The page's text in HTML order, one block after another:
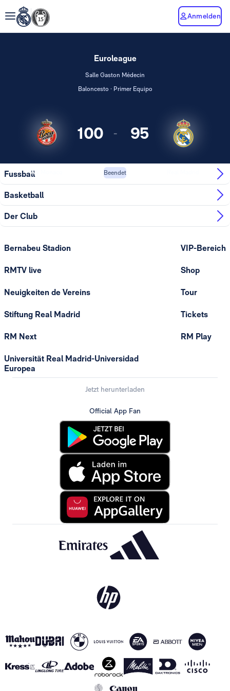
Anmelden
Euroleague
Salle Gaston Médecin
Baloncesto · Primer Equipo
100 - 95
AS Monaco Beendet
Fussball
Basketball
Der Club
Bernabeu Stadion
RMTV live
Neuigkeiten de Vereins
Stiftung Real Madrid
RM Next
Universität Real Madrid-Universidad
Europea
VIP-Bereich
Shop
Tour
Tickets
RM Play
Jetzt herunterladen
Official App Fan